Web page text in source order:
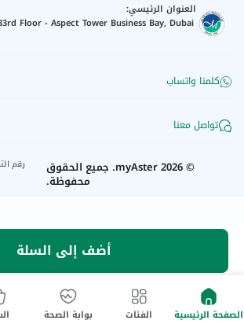
أضف إلى السلة
العنوان الرئيسي:
Floor - Aspect Tower Business Bay, Dubai
كلمنا واتساب
تواصل معنا
©
2026
myAster. جميع الحقوق
محفوظة.
رقم
الصفحة الرئيسية الفئات بوابة الصحة